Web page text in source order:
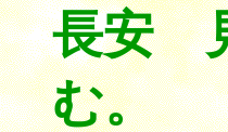
長安
む。